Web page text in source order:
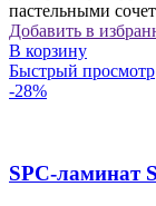
пастельными
Добавить в
В корзину
Быстрый просмотр
-28%
SPC-ламинат